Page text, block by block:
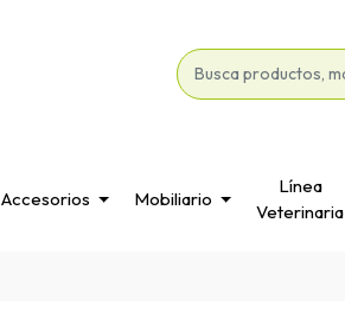
Accesorios Mobiliario
Línea
Veterinaria